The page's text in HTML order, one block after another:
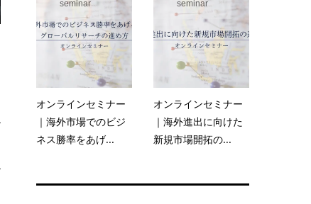
seminar
オンラインセミナー
｜海外市場でのビジ
ネス勝率をあげ...
seminar
オンラインセミナー
｜海外進出に向けた
新規市場開拓の...